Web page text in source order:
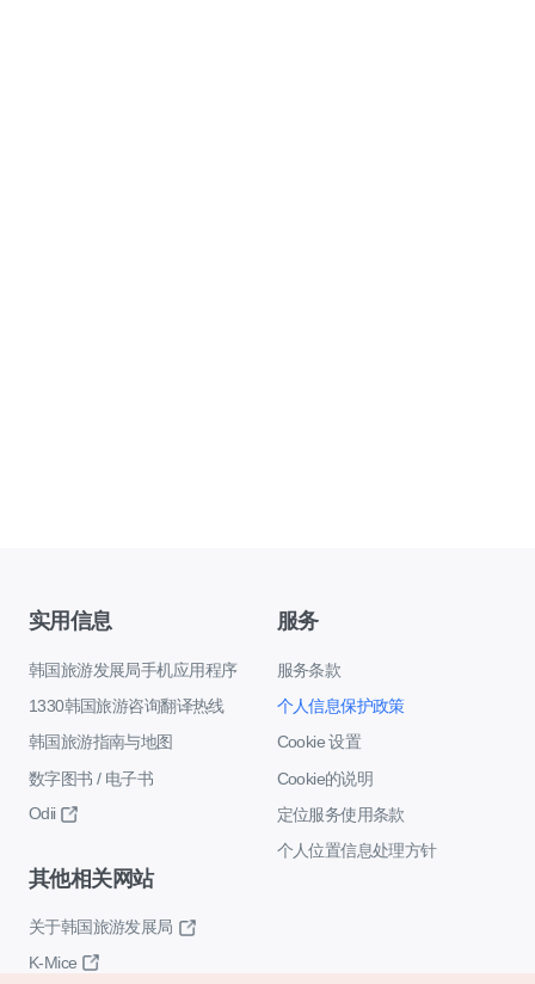
实用信息
韩国旅游发展局手机应用程序
1330韩国旅游咨询翻译热线
韩国旅游指南与地图
数字图书 / 电子书
Odii
服务
服务条款
个人信息保护政策
Cookie 设置
Cookie的说明
定位服务使用条款
个人位置信息处理方针
其他相关网站
关于韩国旅游发展局
K-Mice